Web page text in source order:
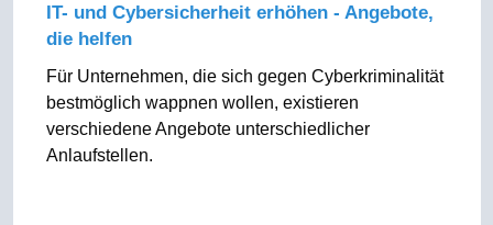
IT- und Cybersicherheit erhöhen - Angebote,
die helfen
Für Unternehmen, die sich gegen Cyberkriminalität
bestmöglich wappnen wollen, existieren
verschiedene Angebote unterschiedlicher
Anlaufstellen.